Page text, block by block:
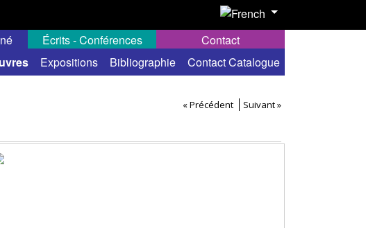
Expositions Bibliographie Contact Catalogue
Écrits - Conférences Contact
« Précédent Suivant »